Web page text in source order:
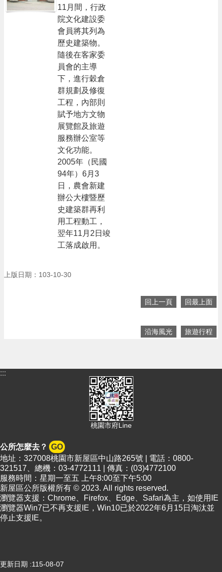
11月間，行政
院文化建設委
會員將其列為
歷史建築物。
隨後在客家委
員會的主導
下，進行穀倉
群規劃及修復
工程，內部則
賦予地方文物
展覽館及旅遊
服務辦公室等
文化功能。
2005年（民國
94年）6月3
日，農會新建
辦公大樓暨歷
史建築群再利
用工程動工，
翌年11月2日竣
工落成啟用。
上版日期：103-10-30
回上一頁 回最上面
沿海風光 旅遊行程
:::
桃園市府Line
公所怎麼去？ GO
地址：327008桃園市新屋區中山路265號 | 電話：0800-
321517、總機：03-4772111 | 傳真：(03)4772100
服務時間：星期一至五 上午8:00至下午5:00
新屋區公所版權所有 © 2023. All rights reserved.
瀏覽器支援：Chrome、Firefox、Edge、Safari為主，如使用IE
瀏覽器Win7已不再支援IE，Win10已於2022年6月15日淘汰並
停止支援IE。
更新日期 115-08-07